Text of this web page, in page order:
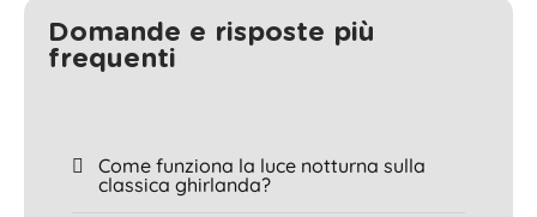
Domande e risposte più
frequenti
Come funziona la luce notturna sulla
classica ghirlanda?